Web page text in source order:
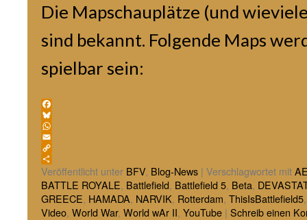
Die Mapschauplätze (und
sind bekannt. Folgende Maps
spielbar sein:
Facebook
Bluesky
WhatsApp
Email
Copy
Link
Teilen
Veröffentlicht unter BFV, Blog-News | Verschlagwortet mit
BATTLE ROYALE, Battlefield, Battlefield 5, Beta,
GREECE, HAMADA, NARVIK, Rotterdam, ThisIsBattlefield5
Video, World War, World wAr II, YouTube | Schreib einen